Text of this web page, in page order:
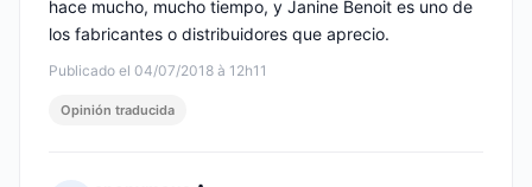
Publicado el 04/07/2018 à 12h11
hace mucho, mucho tiempo, y Janine Benoit es uno de
los fabricantes o distribuidores que aprecio.
Opinión traducida